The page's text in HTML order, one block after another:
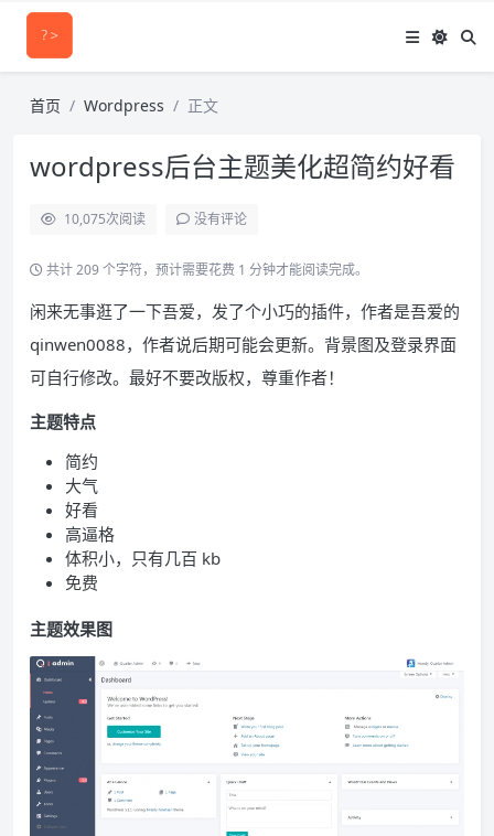
首页 Wordpress 正文
wordpress后台主题美化超简约好看
10,075次阅读 没有评论
共计 209 个字符，预计需要花费 1 分钟才能阅读完成。
闲来无事逛了一下吾爱，发了个小巧的插件，作者是吾爱的
qinwen0088，作者说后期可能会更新。背景图及登录界面
可自行修改。最好不要改版权，尊重作者！
主题特点
简约
大气
好看
高逼格
体积小，只有几百 kb
免费
主题效果图